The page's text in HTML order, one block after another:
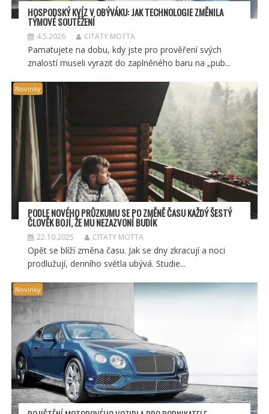
HOSPODSKÝKVÍZ V OBÝVÁKU: JAK TECHNOLOGIE ZMĚNILA
TÝMOVÉ SOUTĚŽENÍ
4.5.2026 CITATY MOTTA
Pamatujete na dobu, kdy jste pro prověření svých
znalostí museli vyrazit do zaplněného baru na „pub...
Novinky
PODLE NOVÉHO PRŮZKUMU SE PO ZMĚNĚ ČASU KAŽDÝ ŠESTÝ
ČLOVĚK BOJÍ, ŽE MU NEZAZVONÍ BUDÍK
22.10.2025 CITATY MOTTA
Opět se blíží změna času. Jak se dny zkracují a noci
prodlužují, denního světla ubývá. Studie...
Novinky